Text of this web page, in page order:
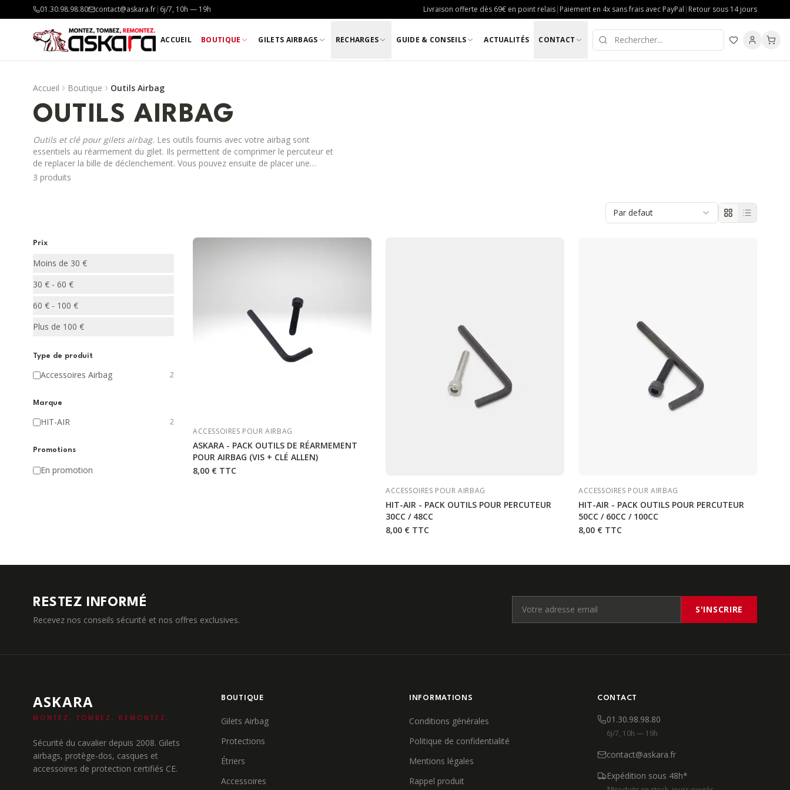
01.30.98.98.80 contact@askara.fr| 6j/7, 10h — 19h Livraison offerte dès 69€ en point relais| Paiement en 4x sans frais avec PayPal | Retour sous 14 jours
ACCUEIL BOUTIQUE GILETS AIRBAGS RECHARGES GUIDE & CONSEILS ACTUALITÉS CONTACT
Accueil Boutique Outils Airbag
OUTILS AIRBAG
Outils et clé pour gilets airbag. Les outils fournis avec votre airbag sont
essentiels au réarmement du gilet. Ils permettent de comprimer le percuteur et
de replacer la bille de déclenchement. Vous pouvez ensuite de placer une
cartouche de Co², et utiliser de nouveau votre gilet.
3 produits
Par defaut
Prix
Moins de 30 €
30 € - 60 €
60 € - 100 €
Plus de 100 €
Type de produit
Accessoires Airbag 2
Marque
HIT-AIR 2
Promotions
En promotion
ACCESSOIRES POUR AIRBAG
ASKARA - PACK OUTILS DE RÉARMEMENT
POUR AIRBAG (VIS + CLÉ ALLEN)
8,00 € TTC
ACCESSOIRES POUR AIRBAG
HIT-AIR - PACK OUTILS POUR PERCUTEUR
30CC / 48CC
8,00 € TTC
ACCESSOIRES POUR AIRBAG
HIT-AIR - PACK OUTILS POUR PERCUTEUR
50CC / 60CC / 100CC
8,00 € TTC
RESTEZ INFORMÉ
Recevez nos conseils sécurité et nos offres exclusives.
S'INSCRIRE
ASKARA
MONTEZ, TOMBEZ, REMONTEZ.
Sécurité du cavalier depuis 2008. Gilets
airbags, protège-dos, casques et
accessoires de protection certifiés CE.
BOUTIQUE
Gilets Airbag
Protections
Étriers
Accessoires
INFORMATIONS
Conditions générales
Politique de confidentialité
Mentions légales
Rappel produit
CONTACT
01.30.98.98.80
6j/7, 10h — 19h
contact@askara.fr
Expédition sous 48h*